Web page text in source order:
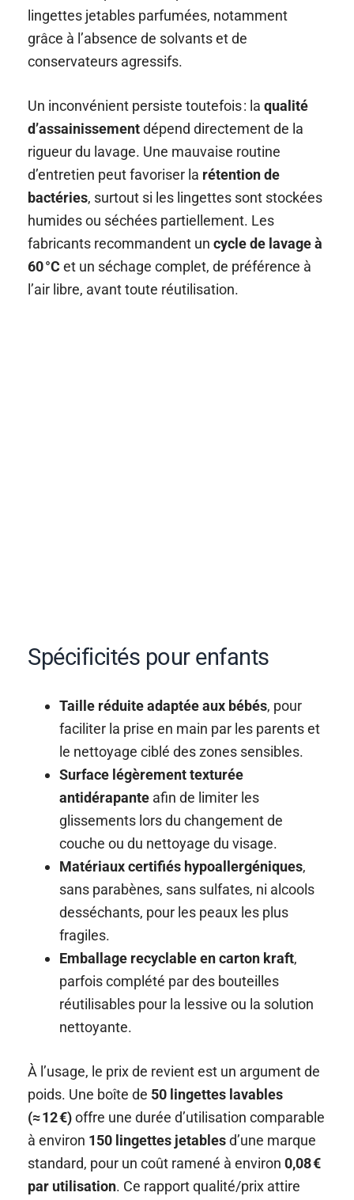
lingettes jetables parfumées, notamment
grâce à l’absence de solvants et de
conservateurs agressifs.
Un inconvénient persiste toutefois : laqualité
d’assainissementdépend directement de la
rigueur du lavage. Une mauvaise routine
d’entretien peut favoriser la rétention de
bactéries, surtout si les lingettes sont stockées
humides ou séchées partiellement. Les
fabricants recommandent uncycle de lavage à
60 °Cet un séchage complet, de préférence à
l’air libre, avant toute réutilisation.
Spécificités pour enfants
Taille réduite adaptée aux bébés, pour
faciliter la prise en main par les parents et
le nettoyage ciblé des zones sensibles.
Surface légèrement texturée
antidérapante afin de limiter les
glissements lors du changement de
couche ou du nettoyage du visage.
Matériaux certifiés hypoallergéniques,
sans parabènes, sans sulfates, ni alcools
desséchants, pour les peaux les plus
fragiles.
Emballage recyclable en carton kraft,
parfois complété par des bouteilles
réutilisables pour la lessive ou la solution
nettoyante.
À l’usage, le prix de revient est un argument de
poids. Une boîte de 50 lingettes lavables
(≈ 12 €)offre une durée d’utilisation comparable
à environ 150 lingettes jetablesd’une marque
standard, pour un coût ramené à environ0,08 €
par utilisation. Ce rapport qualité/prix attire